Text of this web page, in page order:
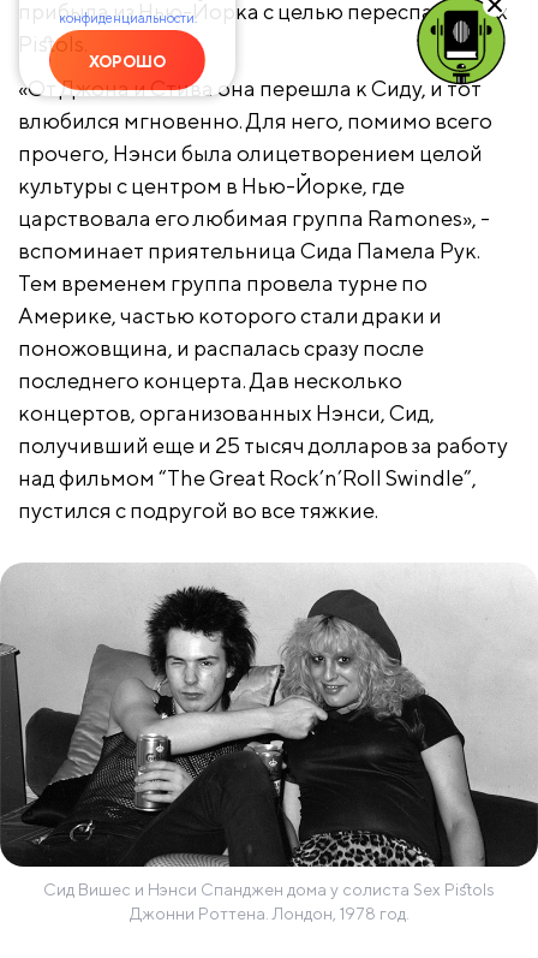
прибыла из Нью-Йорка с целью переспать с Sex
Pistols.
«От Джона и Стива она перешла к Сиду, и тот
влюбился мгновенно. Для него, помимо всего
прочего, Нэнси была олицетворением целой
культуры с центром в Нью-Йорке, где
царствовала его любимая группа Ramones», -
вспоминает приятельница Сида Памела Рук.
Тем временем группа провела турне по
Америке, частью которого стали драки и
поножовщина, и распалась сразу после
последнего концерта. Дав несколько
концертов, организованных Нэнси, Сид,
получивший еще и 25 тысяч долларов за работу
над фильмом “The Great Rock’n’Roll Swindle”,
пустился с подругой во все тяжкие.
Сид Вишес и Нэнси Спанджен дома у солиста Sex Pistols
Джонни Роттена. Лондон, 1978 год.
конфиденциальности.
ХОРОШО